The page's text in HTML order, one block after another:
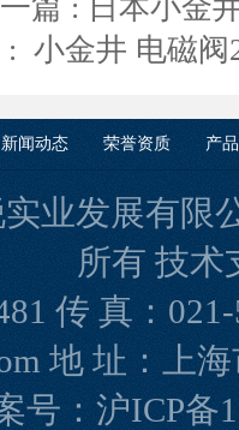
篇 : 日本小金
: 小金井 电磁阀
新闻动态 荣誉资质 产
业发展有限
所有 技术
传 真：
地 址：上
号： 沪ICP备